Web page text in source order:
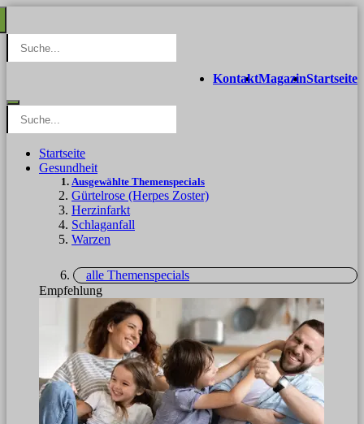
Startseite
Magazin
Kontakt
Startseite
Gesundheit
Ausgewählte Themenspecials
Gürtelrose (Herpes Zoster)
Herzinfarkt
Schlaganfall
Warzen
alle Themenspecials
Empfehlung